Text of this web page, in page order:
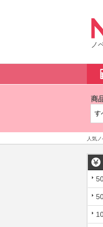
ノ
商
人気